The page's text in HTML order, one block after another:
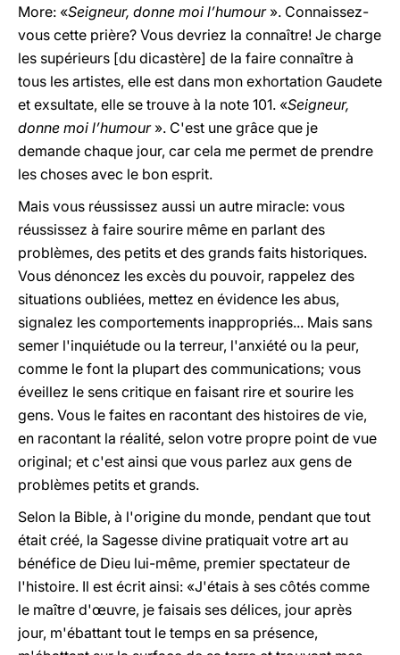
More: «Seigneur, donne moi l’humour». Connaissez-
vous cette prière? Vous devriez la connaître! Je charge
les supérieurs [du dicastère] de la faire connaître à
tous les artistes, elle est dans mon exhortation Gaudete
et exsultate, elle se trouve à la note 101. «Seigneur,
donne moi l’humour». C'est une grâce que je
demande chaque jour, car cela me permet de prendre
les choses avec le bon esprit.
Mais vous réussissez aussi un autre miracle: vous
réussissez à faire sourire même en parlant des
problèmes, des petits et des grands faits historiques.
Vous dénoncez les excès du pouvoir, rappelez des
situations oubliées, mettez en évidence les abus,
signalez les comportements inappropriés... Mais sans
semer l'inquiétude ou la terreur, l'anxiété ou la peur,
comme le font la plupart des communications; vous
éveillez le sens critique en faisant rire et sourire les
gens. Vous le faites en racontant des histoires de vie,
en racontant la réalité, selon votre propre point de vue
original; et c'est ainsi que vous parlez aux gens de
problèmes petits et grands.
Selon la Bible, à l'origine du monde, pendant que tout
était créé, la Sagesse divine pratiquait votre art au
bénéfice de Dieu lui-même, premier spectateur de
l'histoire. Il est écrit ainsi: «J'étais à ses côtés comme
le maître d'œuvre, je faisais ses délices, jour après
jour, m'ébattant tout le temps en sa présence,